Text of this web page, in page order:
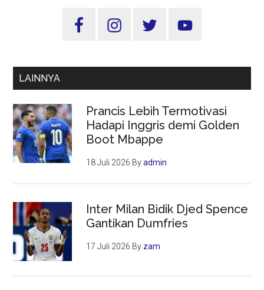
dan
Pol
Jabat
Kapolda
Jatim
Sidebar
LAINNYA
Prancis Lebih Termotivasi
Hadapi Inggris demi Golden
Boot Mbappe
18 Juli 2026 Byadmin
Inter Milan Bidik Djed Spence
Gantikan Dumfries
17 Juli 2026 By zam